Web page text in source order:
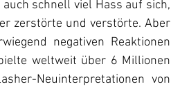
schnell viel Hass auf sich,
zerstörte und verstörte. Aber
negativen Reaktionen
weltweit über 6 Millionen
Neuinterpretationen von